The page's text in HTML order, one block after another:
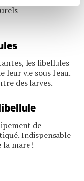
sociaux, de
celles-ci
avez fournies
de leurs
les libellules
leur vie sous l'eau.
des larves.
de
Indispensable
mare !